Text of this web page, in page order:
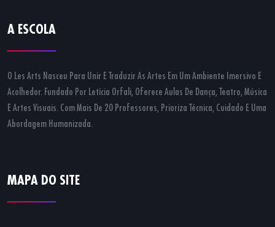
A ESCOLA
O Les Arts Nasceu Para Unir E Traduzir As Artes Em Um Ambiente Imersivo E
Acolhedor. Fundado Por Letícia Orfali, Oferece Aulas De Dança, Teatro, Música
E Artes Visuais. Com Mais De 20 Professores, Prioriza Técnica, Cuidado E Uma
Abordagem Humanizada.
MAPA DO SITE